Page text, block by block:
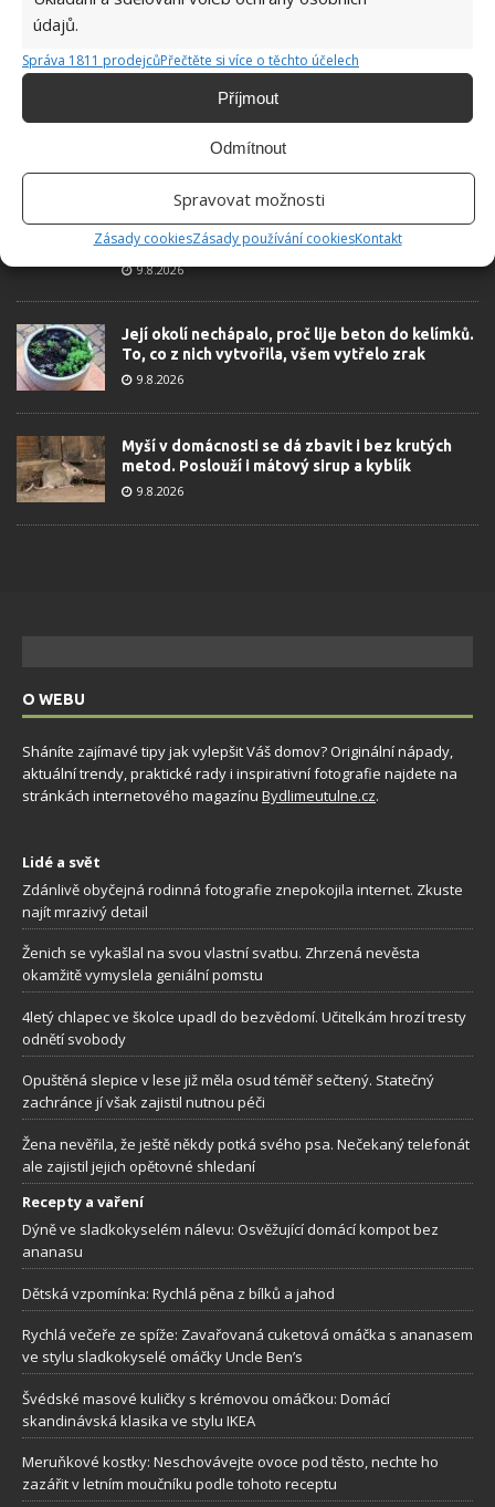
údajů.
Správa 1811 prodejcůPřečtěte si více o těchto účelech
Příjmout
Odmítnout
Spravovat možnosti
Zásady cookiesZásady používání cookiesKontakt
Zápalkové hnojivo na rostliny působí jako živá
voda. Dodá jim látky, které nenajdete ani v
obchodě
9.8.2026
Její okolí nechápalo, proč lije beton do kelímků.
To, co z nich vytvořila, všem vytřelo zrak
9.8.2026
Myší v domácnosti se dá zbavit i bez krutých
metod. Poslouží i mátový sirup a kyblík
9.8.2026
O WEBU
Sháníte zajímavé tipy jak vylepšit Váš domov? Originální nápady,
aktuální trendy, praktické rady i inspirativní fotografie najdete na
stránkách internetového magazínu Bydlimeutulne.cz.
Lidé a svět
Zdánlivě obyčejná rodinná fotografie znepokojila internet. Zkuste
najít mrazivý detail
Ženich se vykašlal na svou vlastní svatbu. Zhrzená nevěsta
okamžitě vymyslela geniální pomstu
4letý chlapec ve školce upadl do bezvědomí. Učitelkám hrozí tresty
odnětí svobody
Opuštěná slepice v lese již měla osud téměř sečtený. Statečný
zachránce jí však zajistil nutnou péči
Žena nevěřila, že ještě někdy potká svého psa. Nečekaný telefonát
ale zajistil jejich opětovné shledaní
Recepty a vaření
Dýně ve sladkokyselém nálevu: Osvěžující domácí kompot bez
ananasu
Dětská vzpomínka: Rychlá pěna z bílků a jahod
Rychlá večeře ze spíže: Zavařovaná cuketová omáčka s ananasem
ve stylu sladkokyselé omáčky Uncle Ben’s
Švédské masové kuličky s krémovou omáčkou: Domácí
skandinávská klasika ve stylu IKEA
Meruňkové kostky: Neschovávejte ovoce pod těsto, nechte ho
zazářit v letním moučníku podle tohoto receptu